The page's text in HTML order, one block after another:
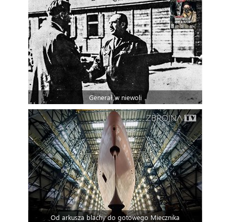
Generał w niewoli
Od arkusza blachy do gotowego Miecznika